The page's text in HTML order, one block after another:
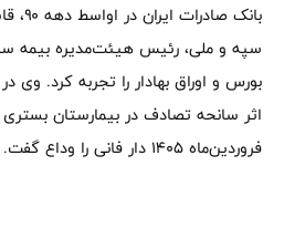
بانک
سپه و ملی، رئیس هیئت‌مدیره بیمه
بورس و اوراق بهادار را تجربه کرد. وی
فروردین‌ماه ۱۴۰۵ دار فانی را وداع گفت.